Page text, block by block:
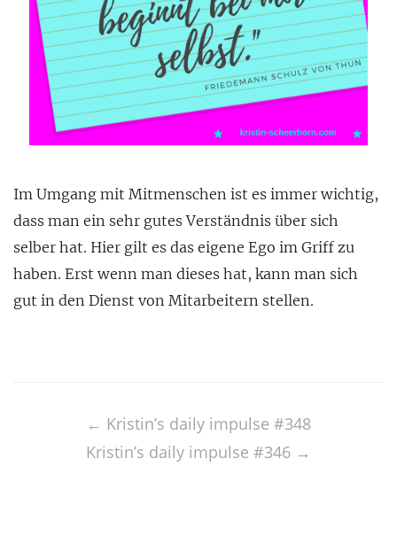
Im Umgang mit Mitmenschen ist es immer wichtig,
dass man ein sehr gutes Verständnis über sich
selber hat. Hier gilt es das eigene Ego im Griff zu
haben. Erst wenn man dieses hat, kann man sich
gut in den Dienst von Mitarbeitern stellen.
navigation
← Kristin’s daily impulse #348
Kristin’s daily impulse #346 →